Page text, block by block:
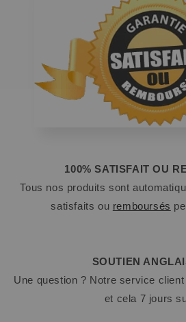
100% SATISFAIT OU
Tous nos produits sont
satisfaits ou remboursés
SOUTIEN
Une question ? Notre service
et cela 7 jours